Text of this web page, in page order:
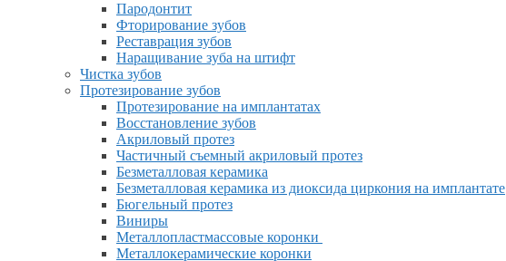
Пародонтит
Фторирование зубов
Реставрация зубов
Наращивание зуба на штифт
Чистка зубов
Протезирование зубов
Протезирование на имплантатах
Восстановление зубов
Акриловый протез
Частичный съемный акриловый протез
Безметалловая керамика
Безметалловая керамика из диоксида циркония на имплантате
Бюгельный протез
Виниры
Металлопластмассовые коронки
Металлокерамические коронки